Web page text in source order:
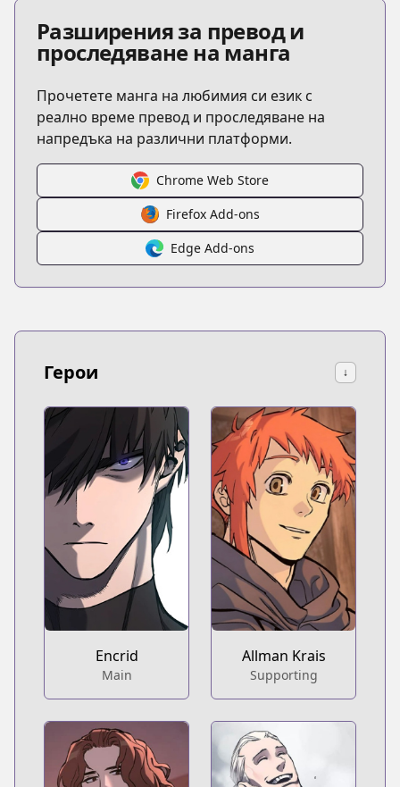
Разширения за превод и
проследяване на манга
Прочетете манга на любимия си език с
реално време превод и проследяване на
напредъка на различни платформи.
Chrome Web Store
Firefox Add-ons
Edge Add-ons
Герои ↓
Encrid
Main
Allman Krais
Supporting